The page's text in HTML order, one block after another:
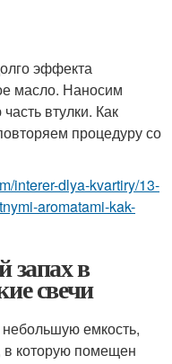
эффекта
масло. Наносим
втулки. Как
процедуру со
interer-dlya-kvartiry/13-
aromatami-kak-
запах в
свечи
емкость,
которую помещен